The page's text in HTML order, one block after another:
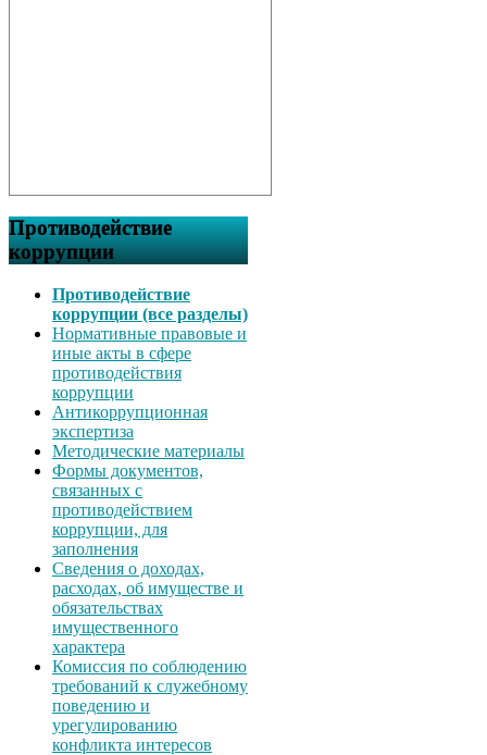
Противодействие
коррупции
Противодействие
коррупции (все разделы)
Нормативные правовые и
иные акты в сфере
противодействия
коррупции
Антикоррупционная
экспертиза
Методические материалы
Формы документов,
связанных с
противодействием
коррупции, для
заполнения
Сведения о доходах,
расходах, об имуществе и
обязательствах
имущественного
характера
Комиссия по соблюдению
требований к служебному
поведению и
урегулированию
конфликта интересов